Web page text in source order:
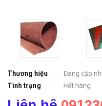
Thương hiệu
Đang cập
Tình trạng
Hết hàng